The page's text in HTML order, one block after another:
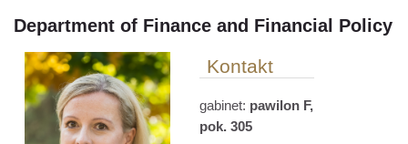
Department of Finance and Financial Policy
Kontakt
gabinet: pawilon F,
pok. 305